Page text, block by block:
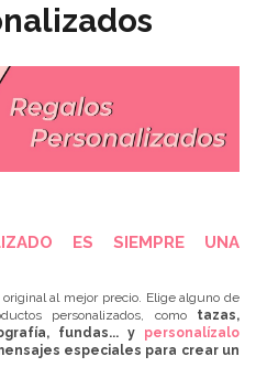
ES SIEMPRE UNA
al mejor precio. Elige alguno de
personalizados, como tazas,
fundas... y personalízalo
especiales para crear un